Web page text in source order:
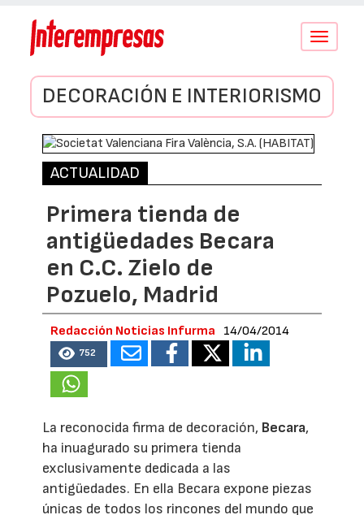
Conmutar
DECORACIÓN E INTERIORISMO
ACTUALIDAD
Primera tienda de
antigüedades Becara
en C.C. Zielo de
Pozuelo, Madrid
Redacción Noticias Infurma 14/04/2014
752
La reconocida firma de decoración, Becara,
ha inuagurado su primera tienda
exclusivamente dedicada a las
antigüedades. En ella Becara expone piezas
únicas de todos los rincones del mundo que